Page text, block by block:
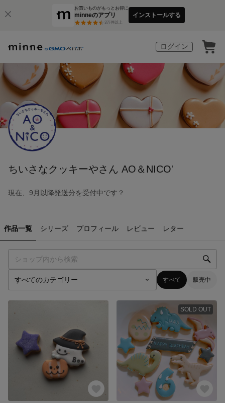
お買いものがもっとお得に
minneのアプリ
3万件以上
インストールする
ログイン
ちいさなクッキーやさん AO＆NICO'
現在、9月以降発送分を受付中です？
作品一覧 シリーズ プロフィール レビュー レター
すべて 販売中
SOLD OUT